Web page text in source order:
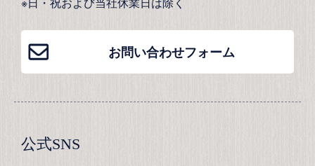
お問い合わせフォーム
公式SNS